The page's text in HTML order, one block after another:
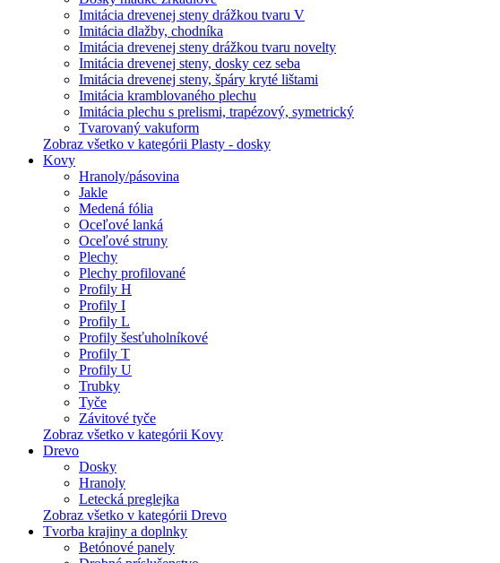
Imitácia drevenej steny drážkou tvaru V
Imitácia dlažby, chodníka
Imitácia drevenej steny drážkou tvaru novelty
Imitácia drevenej steny, dosky cez seba
Imitácia drevenej steny, špáry kryté lištami
Imitácia kramblovaného plechu
Imitácia plechu s prelismi, trapézový, symetrický
Tvarovaný vakuform
Zobraz všetko v kategórii Plasty - dosky
Kovy
Hranoly/pásovina
Jakle
Medená fólia
Oceľové lanká
Oceľové struny
Plechy
Plechy profilované
Profily H
Profily I
Profily L
Profily šesťuholníkové
Profily T
Profily U
Trubky
Tyče
Závitové tyče
Zobraz všetko v kategórii Kovy
Drevo
Dosky
Hranoly
Letecká preglejka
Zobraz všetko v kategórii Drevo
Tvorba krajiny a doplnky
Betónové panely